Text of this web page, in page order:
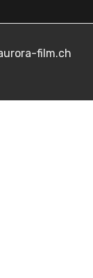
film.ch